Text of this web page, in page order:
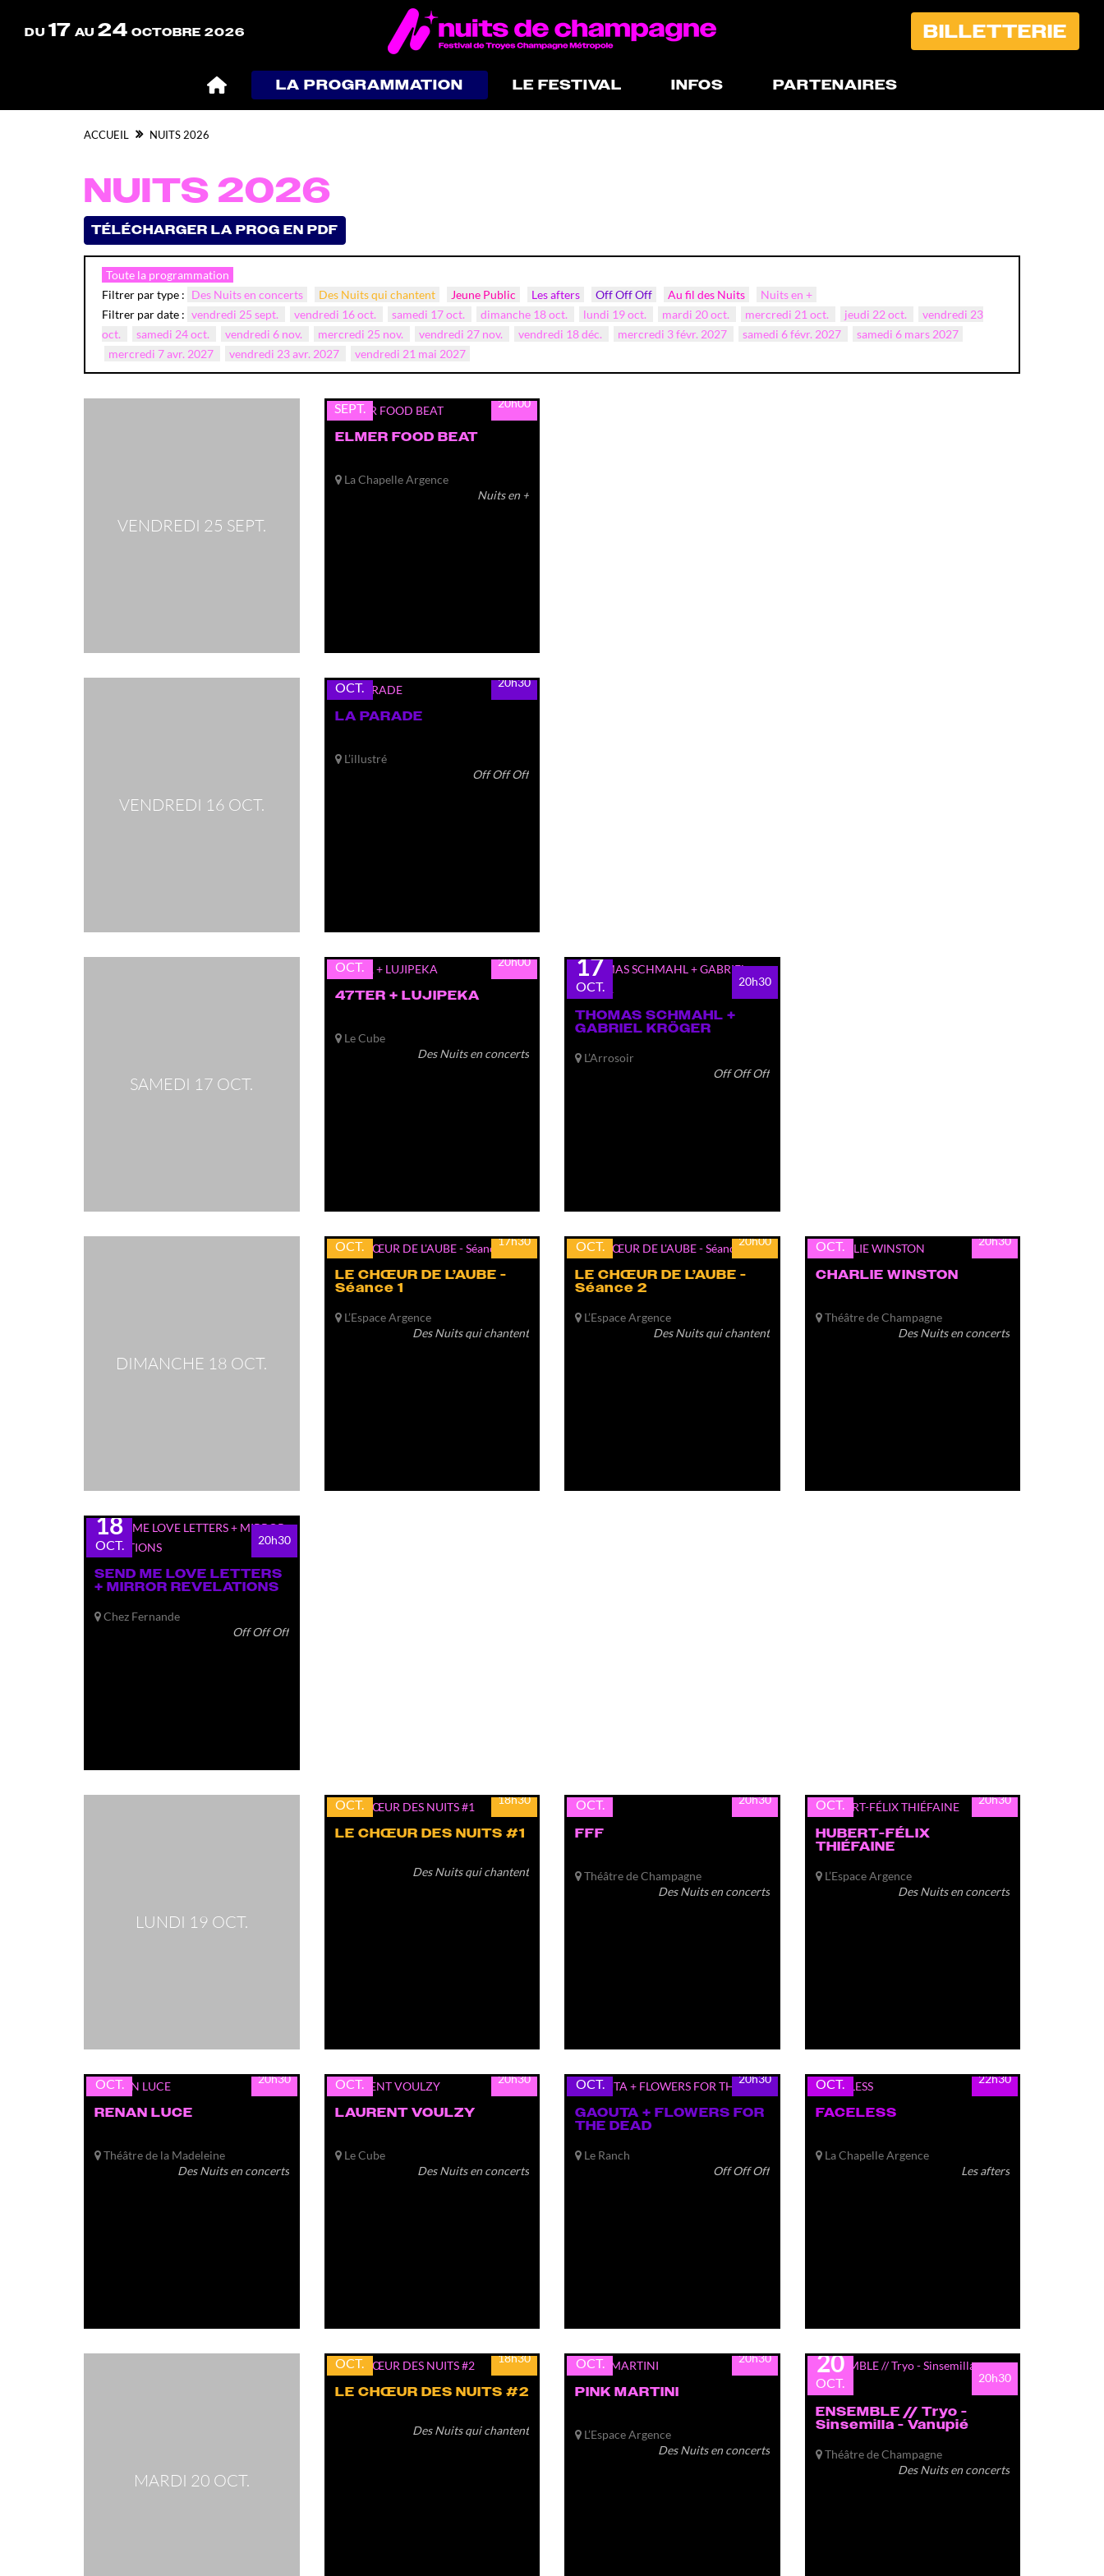
DU 17 AU 24 OCTOBRE 2026 BILLETTERIE
LA PROGRAMMATION LE FESTIVAL INFOS PARTENAIRES
ACCUEIL NUITS 2026
NUITS 2026
TÉLÉCHARGER LA PROG EN PDF
Toute la programmation
Filtrer par type : Des Nuits en concerts Des Nuits qui chantent Jeune Public Les afters Off Off Off Au fil des Nuits
Nuits en +
Filtrer par date : vendredi 25 sept. vendredi 16 oct. samedi 17 oct. dimanche 18 oct. lundi 19 oct. mardi 20 oct. mercredi 21 oct. jeudi 22 oct.
vendredi 23
oct.
samedi 24 oct. vendredi 6 nov. mercredi 25 nov. vendredi 27 nov. vendredi 18 déc. mercredi 3 févr. 2027 samedi 6 févr. 2027
samedi 6 mars 2027
mercredi 7 avr. 2027
vendredi 23 avr. 2027 vendredi 21 mai 2027
VENDREDI 25 SEPT.
SEPT. 20h00
ELMER FOOD BEAT
La Chapelle Argence
Nuits en +
VENDREDI 16 OCT.
OCT. 20h30
LA PARADE
L’illustré
Off Off Off
SAMEDI 17 OCT.
OCT. 20h00
47TER + LUJIPEKA
Le Cube
Des Nuits en concerts
17
OCT. 20h30
THOMAS SCHMAHL +
GABRIEL KRÖGER
L’Arrosoir
Off Off Off
DIMANCHE 18 OCT.
OCT. 17h30
LE CHŒUR DE L’AUBE -
Séance 1
L’Espace Argence
Des Nuits qui chantent
OCT. 20h00
LE CHŒUR DE L’AUBE -
Séance 2
L’Espace Argence
Des Nuits qui chantent
OCT. 20h30
CHARLIE WINSTON
Théâtre de Champagne
Des Nuits en concerts
18
OCT. 20h30
SEND ME LOVE LETTERS
+ MIRROR REVELATIONS
Chez Fernande
Off Off Off
LUNDI 19 OCT.
OCT. 18h30
LE CHŒUR DES NUITS #1
Des Nuits qui chantent
OCT. 20h30
FFF
Théâtre de Champagne
Des Nuits en concerts
OCT. 20h30
HUBERT-FÉLIX
THIÉFAINE
L’Espace Argence
Des Nuits en concerts
OCT. 20h30
RENAN LUCE
Théâtre de la Madeleine
Des Nuits en concerts
OCT. 20h30
LAURENT VOULZY
Le Cube
Des Nuits en concerts
OCT. 20h30
GAOUTA + FLOWERS FOR
THE DEAD
Le Ranch
Off Off Off
OCT. 22h30
FACELESS
La Chapelle Argence
Les afters
MARDI 20 OCT.
OCT. 18h30
LE CHŒUR DES NUITS #2
Des Nuits qui chantent
OCT. 20h30
PINK MARTINI
L’Espace Argence
Des Nuits en concerts
20
OCT. 20h30
ENSEMBLE // Tryo -
Sinsemilla - Vanupié
Théâtre de Champagne
Des Nuits en concerts